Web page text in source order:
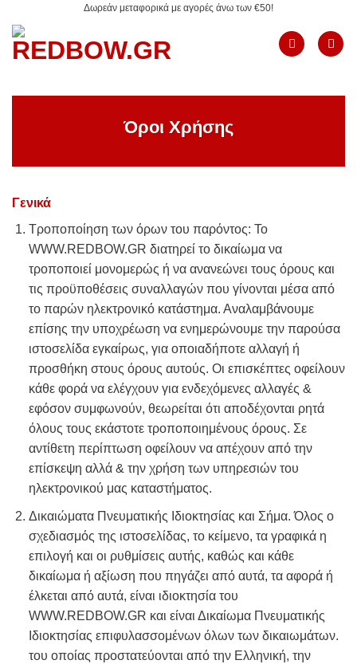
στο
περιεχόμενο
Δωρεάν μεταφορικά με αγορές άνω των €50!
Όροι Χρήσης
Γενικά
Τροποποίηση των όρων του παρόντος: Το
WWW.REDBOW.GR διατηρεί το δικαίωμα να
τροποποιεί μονομερώς ή να ανανεώνει τους όρους και
τις προϋποθέσεις συναλλαγών που γίνονται μέσα από
το παρών ηλεκτρονικό κατάστημα. Αναλαμβάνουμε
επίσης την υποχρέωση να ενημερώνουμε την παρούσα
ιστοσελίδα εγκαίρως, για οποιαδήποτε αλλαγή ή
προσθήκη στους όρους αυτούς. Οι επισκέπτες οφείλουν
κάθε φορά να ελέγχουν για ενδεχόμενες αλλαγές &
εφόσον συμφωνούν, θεωρείται ότι αποδέχονται ρητά
όλους τους εκάστοτε τροποποιημένους όρους. Σε
αντίθετη περίπτωση οφείλουν να απέχουν από την
επίσκεψη αλλά & την χρήση των υπηρεσιών του
ηλεκτρονικού μας καταστήματος.
Δικαιώματα Πνευματικής Ιδιοκτησίας και Σήμα. Όλος ο
σχεδιασμός της ιστοσελίδας, το κείμενο, τα γραφικά η
επιλογή και οι ρυθμίσεις αυτής, καθώς και κάθε
δικαίωμα ή αξίωση που πηγάζει από αυτά, τα αφορά ή
έλκεται από αυτά, είναι ιδιοκτησία του
WWW.REDBOW.GR και είναι Δικαίωμα Πνευματικής
Ιδιοκτησίας επιφυλασσομένων όλων των δικαιωμάτων.
του οποίας προστατεύονται από την Ελληνική, την